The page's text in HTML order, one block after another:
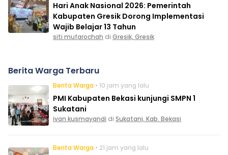
Hari Anak Nasional 2026: Pemerintah
Kabupaten Gresik Dorong Implementasi
Wajib Belajar 13 Tahun
siti mufarochah di Gresik, Gresik
Berita Warga Terbaru
Berita Warga • 10 jam yang lalu
PMI Kabupaten Bekasi kunjungi SMPN 1
Sukatani
ivan kusmayandi di Sukatani, Kab. Bekasi
Berita Warga • 21 jam yang lalu